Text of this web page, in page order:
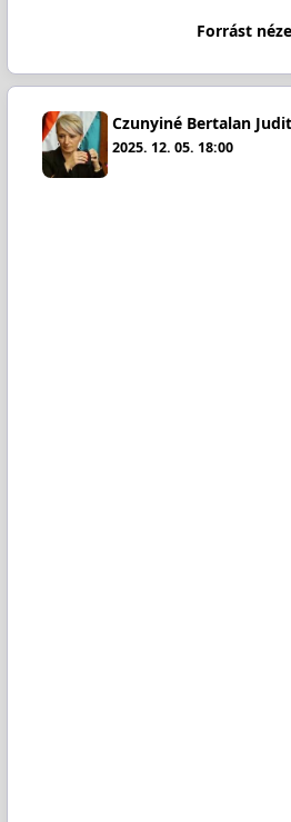
Forrást
Czunyiné Bertalan Judit
2025. 12. 05. 18:00